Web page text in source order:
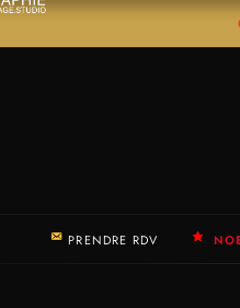
PRENDRE RDV